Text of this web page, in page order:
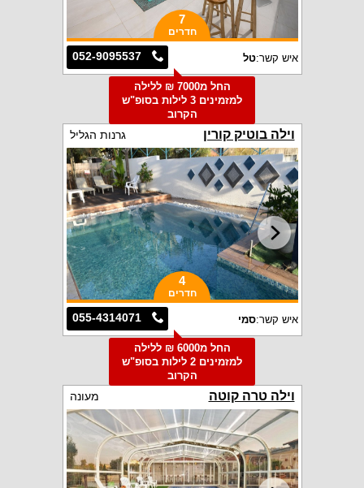
7
חדרים
052-9095537 איש קשר:טל
החל מ7000 ₪ ללילה
למזמינים 3 לילות בסופ"ש
הקרוב
וילה בוטיק קורין גרנות הגליל
4
חדרים
055-4314071 איש קשר:סמי
החל מ6000 ₪ ללילה
למזמינים 2 לילות בסופ"ש
הקרוב
וילה טרה קוטה מעונה